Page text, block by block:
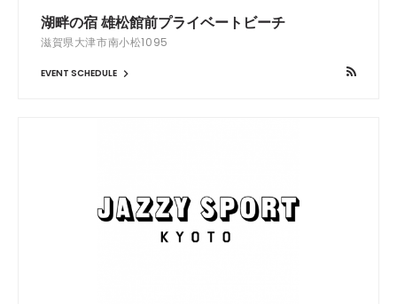
湖畔の宿 雄松館前プライベートビーチ
滋賀県大津市南小松1095
EVENT SCHEDULE